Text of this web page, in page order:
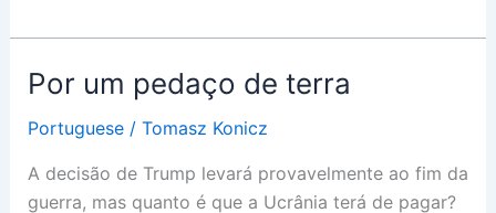
Zoll
die
Krise
Por um pedaço de terra
Portuguese/ Tomasz Konicz
A decisão de Trump levará provavelmente ao fim da
guerra, mas quanto é que a Ucrânia terá de pagar?